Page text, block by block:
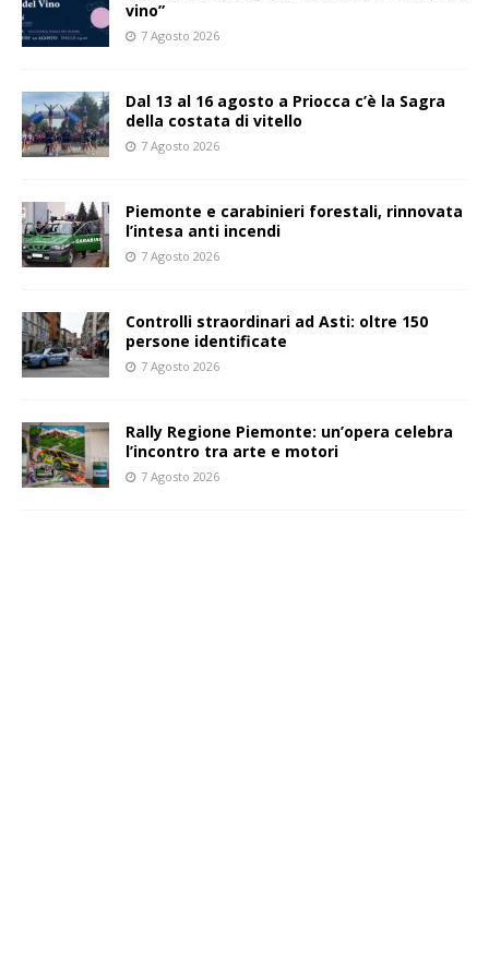
vino”
7 Agosto 2026
Dal 13 al 16 agosto a Priocca c’è la Sagra
della costata di vitello
7 Agosto 2026
Piemonte e carabinieri forestali, rinnovata
l’intesa anti incendi
7 Agosto 2026
Controlli straordinari ad Asti: oltre 150
persone identificate
7 Agosto 2026
Rally Regione Piemonte: un’opera celebra
l’incontro tra arte e motori
7 Agosto 2026